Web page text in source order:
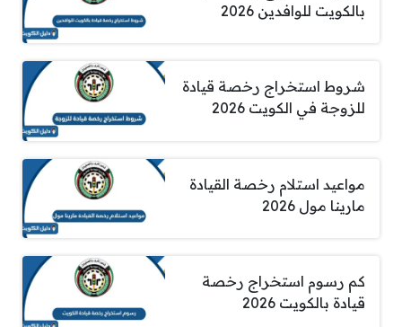
بالكويت للوافدين 2026
شروط استخراج رخصة قيادة
للزوجة في الكويت 2026
مواعيد استلام رخصة القيادة
مارينا مول 2026
كم رسوم استخراج رخصة
قيادة بالكويت 2026